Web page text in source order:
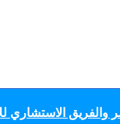
والفريق الاستشاري